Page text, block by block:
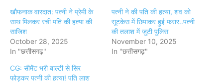
खौफनाक वारदात: पत्नी ने प्रेमी के
साथ मिलकर रची पति की हत्या की
साजिश
October 28, 2025
In "छत्तीसगढ़"
पत्नी ने की पति की हत्या, शव को
सूटकेस में छिपाकर हुई फरार..पत्नी
की तलाश में जुटी पुलिस
November 10, 2025
In "छत्तीसगढ़"
CG: सीमेंट भरी बाल्टी से सिर
फोड़कर पत्नी की हत्या! पति लाश